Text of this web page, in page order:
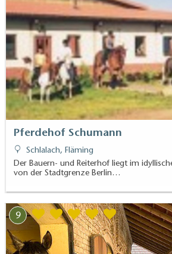
Pferdehof Schumann
Schlalach, Fläming
Der Bauern- und Reiterhof liegt im
von der Stadtgrenze Berlin…
9